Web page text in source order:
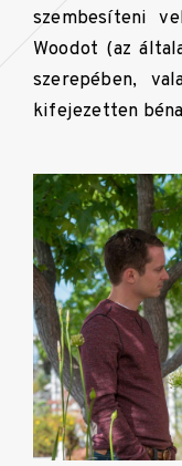
szembesíteni
Woodot (az
szerepében,
kifejezetten